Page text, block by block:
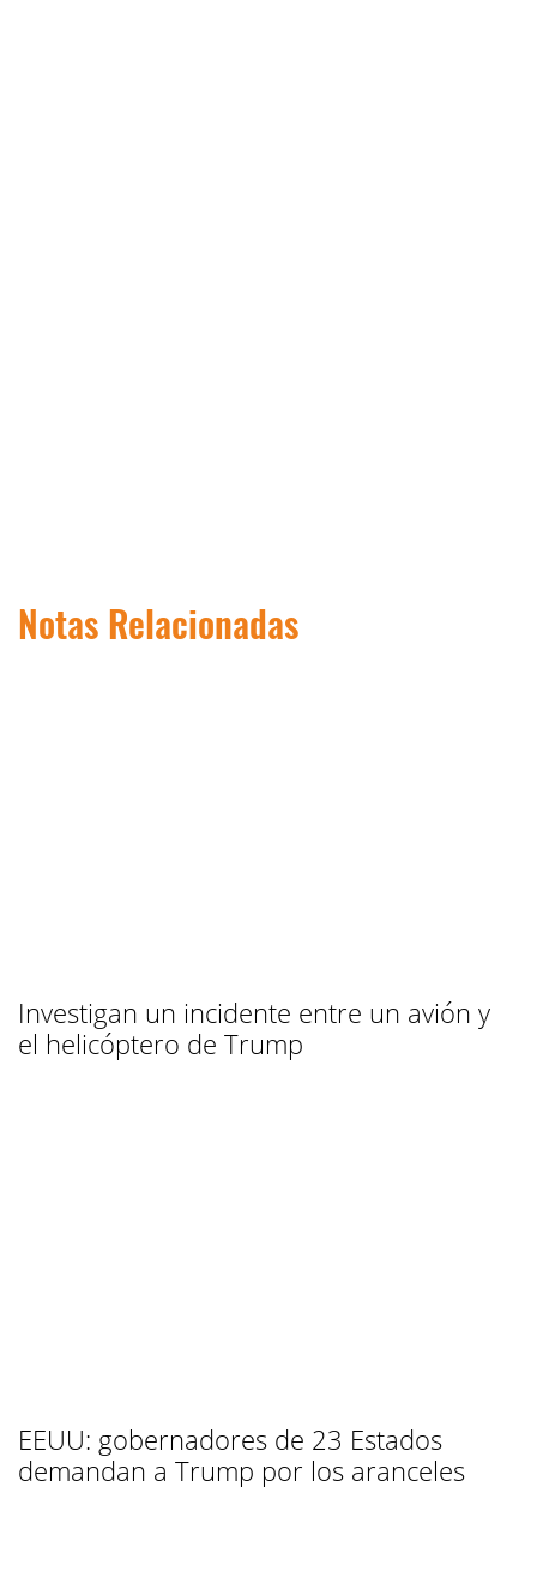
Notas Relacionadas
Investigan un incidente entre un avión y
el helicóptero de Trump
EEUU: gobernadores de 23 Estados
demandan a Trump por los aranceles